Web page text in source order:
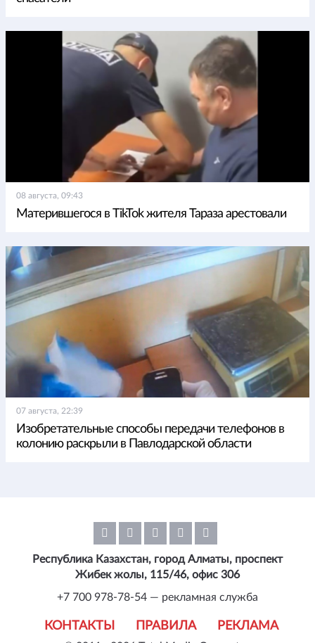
08 августа, 09:43
Матерившегося в TikTok жителя Тараза арестовали
07 августа, 22:39
Изобретательные способы передачи телефонов в
колонию раскрыли в Павлодарской области
КОНТАКТЫ ПРАВИЛА РЕКЛАМА
Республика Казахстан, город Алматы, проспект
Жибек жолы, 115/46, офис 306
+7 700 978-78-54 — рекламная служба